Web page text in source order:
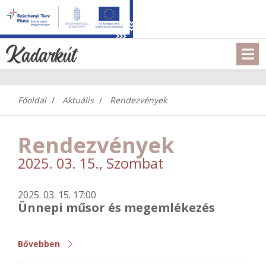
Főoldal Aktuális Rendezvények
Rendezvények
2025. 03. 15., Szombat
2025. 03. 15. 17:00
Ünnepi műsor és megemlékezés
Bővebben